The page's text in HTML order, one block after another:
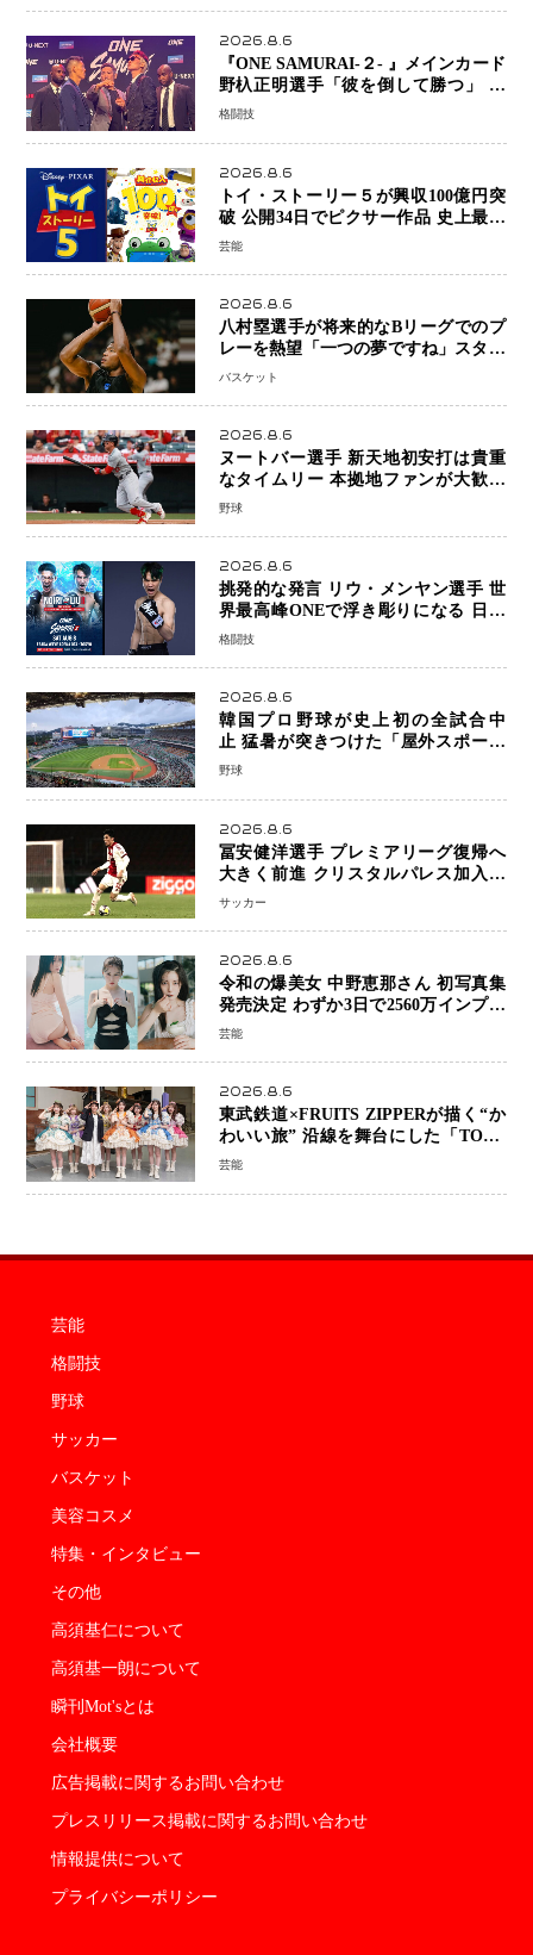
2026.8.6
『ONE SAMURAI-２- 』メインカード
野杁正明選手「彼を倒して勝つ」 リ
ウ・メンヤンとの因縁に決着へ 再起
初戦
格闘技
2026.8.6
トイ・ストーリー５が興収100億円突
破 公開34日でピクサー作品 史上最速
日本歴代シリーズ最高更新も目前
芸能
2026.8.6
八村塁選手が将来的なBリーグでのプ
レーを熱望「一つの夢ですね」スター
帰還がリーグ価値を押し上げる可能性
バスケット
2026.8.6
ヌートバー選手 新天地初安打は貴重
なタイムリー 本拠地ファンが大歓声
笑顔で歓喜
野球
2026.8.6
挑発的な発言 リウ・メンヤン選手 世
界最高峰ONEで浮き彫りになる 日本
キックボクシングが直面する“技術
格闘技
2026.8.6
韓国プロ野球が史上初の全試合中
止 猛暑が突きつけた「屋外スポーツ
の限界」 日本発のドーム型施設時代
野球
2026.8.6
冨安健洋選手 プレミアリーグ復帰へ
大きく前進 クリスタルパレス加入目
前 メディカルチェックも通過
サッカー
2026.8.6
令和の爆美女 中野恵那さん 初写真集
発売決定 わずか3日で2560万インプレ
ッションを記録した話題の美貌を凝縮
芸能
2026.8.6
東武鉄道×FRUITS ZIPPERが描く“か
わいい旅” 沿線を舞台にした「TOBU
KAWAII PROJECT」が開幕
芸能
芸能
格闘技
野球
サッカー
バスケット
美容コスメ
特集・インタビュー
その他
高須基仁について
高須基一朗について
瞬刊Mot'sとは
会社概要
広告掲載に関するお問い合わせ
プレスリリース掲載に関するお問い合わせ
情報提供について
プライバシーポリシー